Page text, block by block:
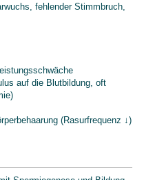
fehlender Stimmbruch,
auf die Blutbildung, oft
(Rasurfrequenz ↓)